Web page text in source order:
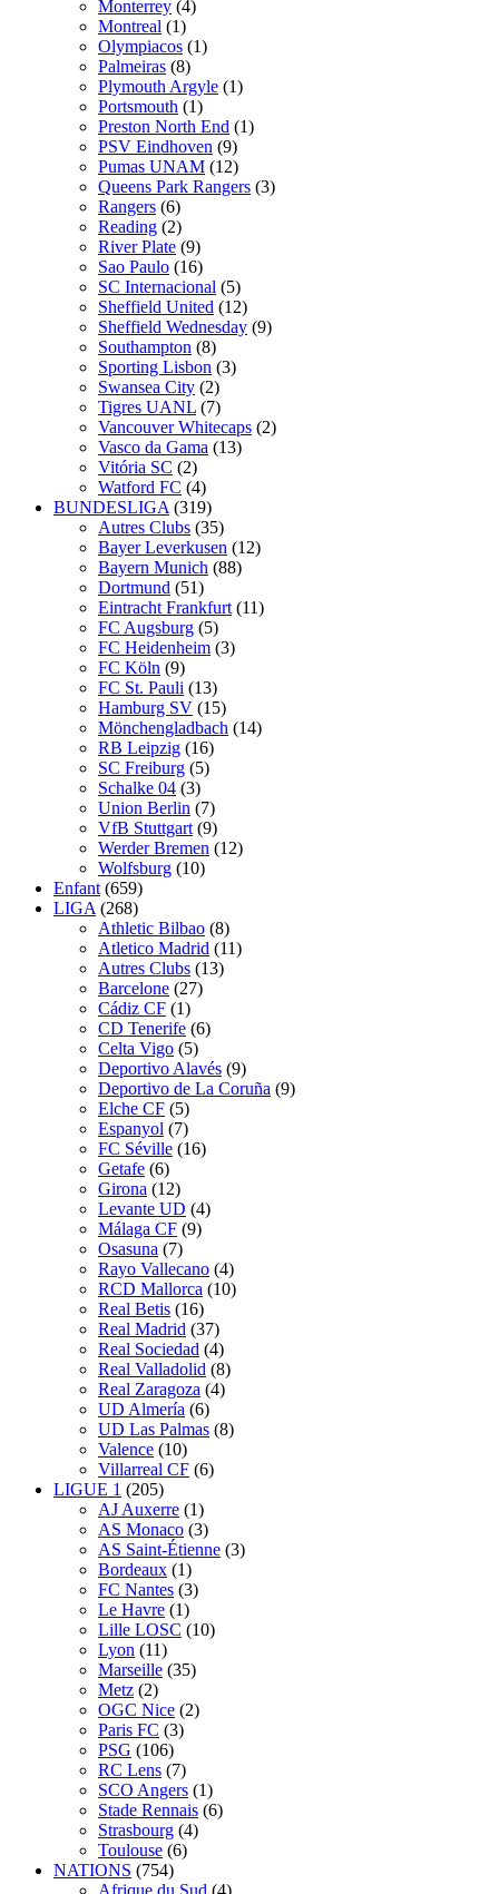
Monterrey (4)
Montreal (1)
Olympiacos (1)
Palmeiras (8)
Plymouth Argyle (1)
Portsmouth (1)
Preston North End (1)
PSV Eindhoven (9)
Pumas UNAM (12)
Queens Park Rangers (3)
Rangers (6)
Reading (2)
River Plate (9)
Sao Paulo (16)
SC Internacional (5)
Sheffield United (12)
Sheffield Wednesday (9)
Southampton (8)
Sporting Lisbon (3)
Swansea City (2)
Tigres UANL (7)
Vancouver Whitecaps (2)
Vasco da Gama (13)
Vitória SC (2)
Watford FC (4)
BUNDESLIGA (319)
Autres Clubs (35)
Bayer Leverkusen (12)
Bayern Munich (88)
Dortmund (51)
Eintracht Frankfurt (11)
FC Augsburg (5)
FC Heidenheim (3)
FC Köln (9)
FC St. Pauli (13)
Hamburg SV (15)
Mönchengladbach (14)
RB Leipzig (16)
SC Freiburg (5)
Schalke 04 (3)
Union Berlin (7)
VfB Stuttgart (9)
Werder Bremen (12)
Wolfsburg (10)
Enfant (659)
LIGA (268)
Athletic Bilbao (8)
Atletico Madrid (11)
Autres Clubs (13)
Barcelone (27)
Cádiz CF (1)
CD Tenerife (6)
Celta Vigo (5)
Deportivo Alavés (9)
Deportivo de La Coruña (9)
Elche CF (5)
Espanyol (7)
FC Séville (16)
Getafe (6)
Girona (12)
Levante UD (4)
Málaga CF (9)
Osasuna (7)
Rayo Vallecano (4)
RCD Mallorca (10)
Real Betis (16)
Real Madrid (37)
Real Sociedad (4)
Real Valladolid (8)
Real Zaragoza (4)
UD Almería (6)
UD Las Palmas (8)
Valence (10)
Villarreal CF (6)
LIGUE 1 (205)
AJ Auxerre (1)
AS Monaco (3)
AS Saint-Étienne (3)
Bordeaux (1)
FC Nantes (3)
Le Havre (1)
Lille LOSC (10)
Lyon (11)
Marseille (35)
Metz (2)
OGC Nice (2)
Paris FC (3)
PSG (106)
RC Lens (7)
SCO Angers (1)
Stade Rennais (6)
Strasbourg (4)
Toulouse (6)
NATIONS (754)